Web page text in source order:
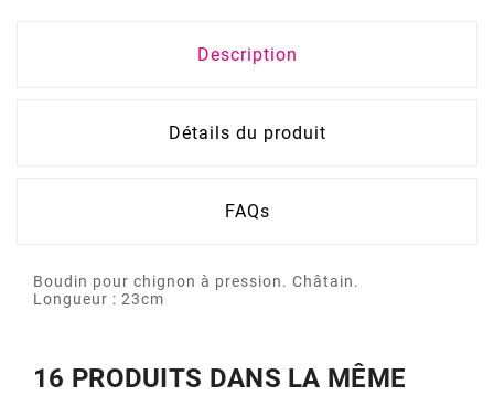
Description
Détails du produit
FAQs
Boudin pour chignon à pression. Châtain.
Longueur : 23cm
16 PRODUITS DANS LA MÊME